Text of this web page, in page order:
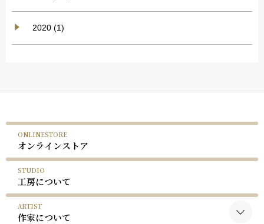
2020 (1)
ONLINESTORE
オンラインストア
STUDIO
工房について
ARTIST
作家について